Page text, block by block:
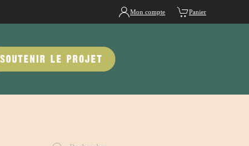
Mon compte Panier
SOUTENIR LE PROJET